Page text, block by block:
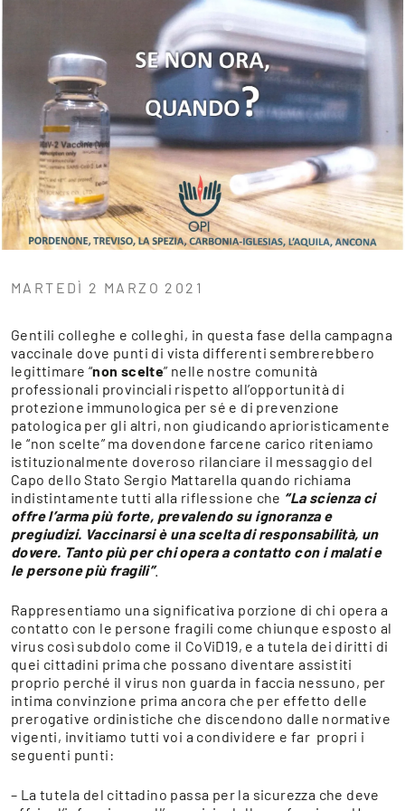
MARTEDÌ 2 MARZO 2021
Gentili colleghe e colleghi, in questa fase della campagna
vaccinale dove punti di vista differenti sembrerebbero
legittimare “non scelte” nelle nostre comunità
professionali provinciali rispetto all’opportunità di
protezione immunologica per sé e di prevenzione
patologica per gli altri, non giudicando aprioristicamente
le “non scelte” ma dovendone farcene carico riteniamo
istituzionalmente doveroso rilanciare il messaggio del
Capo dello Stato Sergio Mattarella quando richiama
indistintamente tutti alla riflessione che “La scienza ci
offre l’arma più forte, prevalendo su ignoranza e
pregiudizi. Vaccinarsi è una scelta di responsabilità, un
dovere. Tanto più per chi opera a contatto con i malati e
le persone più fragili”.
Rappresentiamo una significativa porzione di chi opera a
contatto con le persone fragili come chiunque esposto al
virus così subdolo come il CoViD19, e a tutela dei diritti di
quei cittadini prima che possano diventare assistiti
proprio perché il virus non guarda in faccia nessuno, per
intima convinzione prima ancora che per effetto delle
prerogative ordinistiche che discendono dalle normative
vigenti, invitiamo tutti voi a condividere e far propri i
seguenti punti:
– La tutela del cittadino passa per la sicurezza che deve